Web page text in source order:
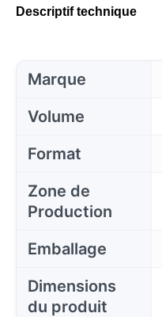
Descriptif technique
Marque
Volume
Format
Zone de
Production
Emballage
Dimensions
du produit